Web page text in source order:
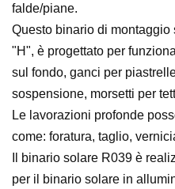
falde/piane.
Questo binario di montaggio
"H", è progettato per
sul fondo, ganci per
sospensione, morsetti per
Le lavorazioni profonde
come: foratura, taglio,
Il binario solare R039 è
per il binario solare in